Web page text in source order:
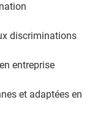
discriminations
entreprise
et adaptées en